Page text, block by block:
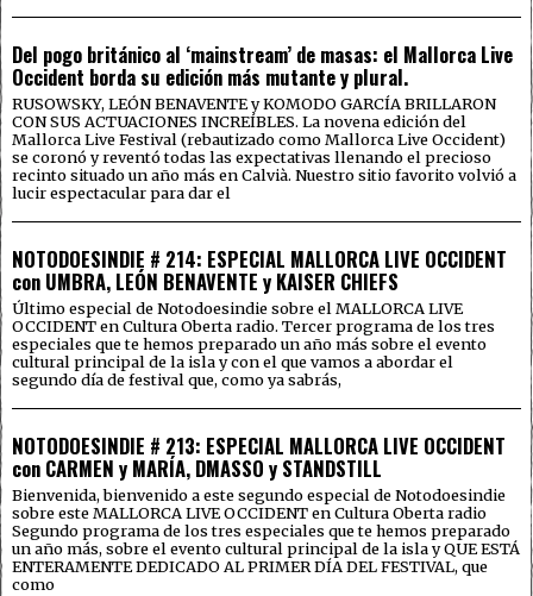
Del pogo británico al ‘mainstream’ de masas: el Mallorca Live
Occident borda su edición más mutante y plural.
RUSOWSKY, LEÓN BENAVENTE y KOMODO GARCÍA BRILLARON
CON SUS ACTUACIONES INCREÍBLES. La novena edición del
Mallorca Live Festival (rebautizado como Mallorca Live Occident)
se coronó y reventó todas las expectativas llenando el precioso
recinto situado un año más en Calvià. Nuestro sitio favorito volvió a
lucir espectacular para dar el
NOTODOESINDIE # 214: ESPECIAL MALLORCA LIVE OCCIDENT
con UMBRA, LEÓN BENAVENTE y KAISER CHIEFS
Último especial de Notodoesindie sobre el MALLORCA LIVE
OCCIDENT en Cultura Oberta radio. Tercer programa de los tres
especiales que te hemos preparado un año más sobre el evento
cultural principal de la isla y con el que vamos a abordar el
segundo día de festival que, como ya sabrás,
NOTODOESINDIE # 213: ESPECIAL MALLORCA LIVE OCCIDENT
con CARMEN y MARÍA, DMASSO y STANDSTILL
Bienvenida, bienvenido a este segundo especial de Notodoesindie
sobre este MALLORCA LIVE OCCIDENT en Cultura Oberta radio
Segundo programa de los tres especiales que te hemos preparado
un año más, sobre el evento cultural principal de la isla y QUE ESTÁ
ENTERAMENTE DEDICADO AL PRIMER DÍA DEL FESTIVAL, que
como